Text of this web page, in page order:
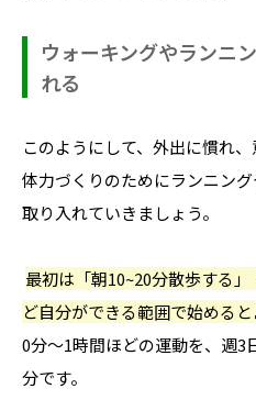
ウォーキングやランニ
れる
このようにして、外出に慣れ
体力づくりのためにランニン
取り入れていきましょう。
最初は「朝10~20分散歩する
ど自分ができる範囲で始める
0分～1時間ほどの運動を、週3
分です。